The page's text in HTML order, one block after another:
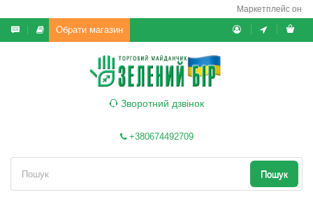
Маркетплейс он-
Обрати магазин
Зворотний дзвінок
+380674492709
Пошук